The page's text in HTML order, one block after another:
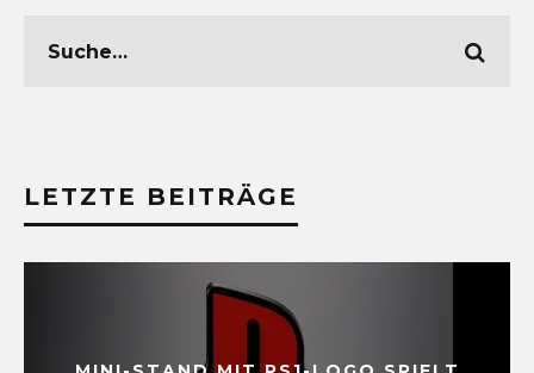
LETZTE BEITRÄGE